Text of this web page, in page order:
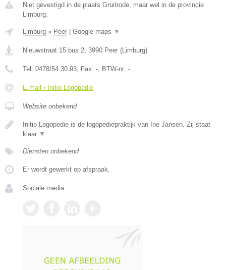
Niet gevestigd in de plaats Gruitrode, maar wel in de provincie
Limburg.
Limburg » Peer | Google maps ▼
Nieuwstraat 15 bus 2 3990 Peer (Limburg)
Tel: 0478/54.30.93 , Fax: - , BTW-nr: -
E-mail › Initio Logopedie
Website onbekend
Initio Logopedie is de logopediepraktijk van Ine Jansen. Zij staat
klaar ▼
Diensten onbekend
Er wordt gewerkt op afspraak.
Sociale media: